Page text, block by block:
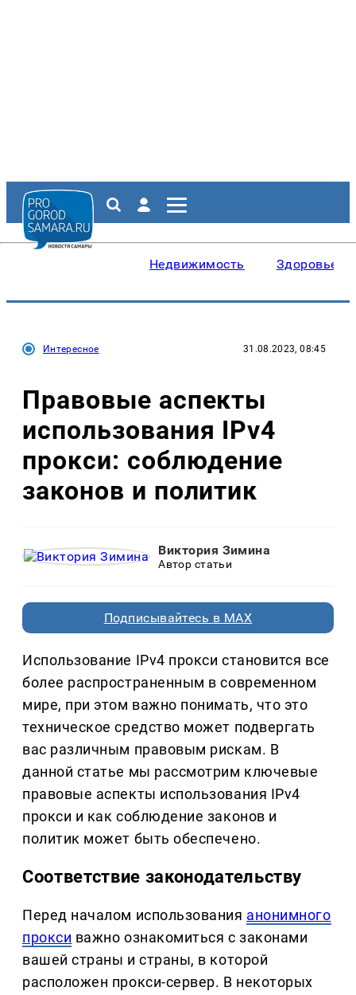
Недвижимость Здоровье
Интересное 31.08.2023, 08:45
Правовые аспекты
использования IPv4
прокси: соблюдение
законов и политик
Виктория Зимина
Автор статьи
Подписывайтесь в MAX
Использование IPv4 прокси становится все
более распространенным в современном
мире, при этом важно понимать, что это
техническое средство может подвергать
вас различным правовым рискам. В
данной статье мы рассмотрим ключевые
правовые аспекты использования IPv4
прокси и как соблюдение законов и
политик может быть обеспечено.
Соответствие законодательству
Перед началом использования анонимного
прокси важно ознакомиться с законами
вашей страны и страны, в которой
расположен прокси-сервер. В некоторых